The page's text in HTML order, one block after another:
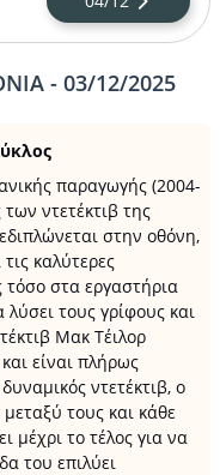
- 03/12/2025
παραγωγής (2004-
ντετέκτιβ της
στην οθόνη,
καλύτερες
τόσο στα εργαστήρια
τους γρίφους και
Μακ Τέιλορ
είναι πλήρως
ντετέκτιβ, ο
τους και κάθε
μέχρι το τέλος για να
του επιλύει